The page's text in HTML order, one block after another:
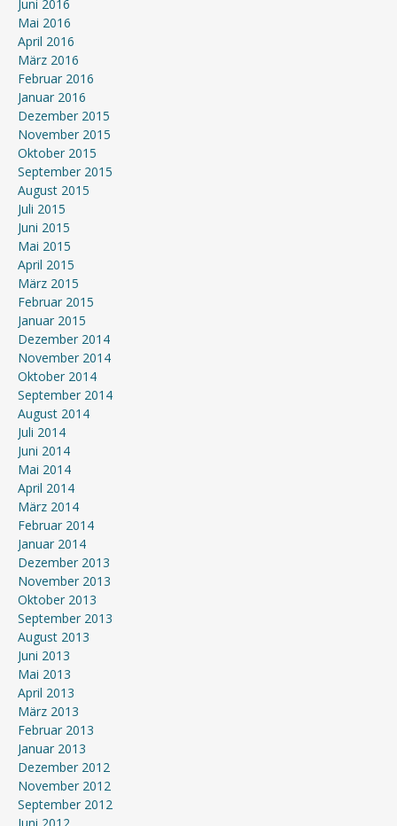
Juni 2016
Mai 2016
April 2016
März 2016
Februar 2016
Januar 2016
Dezember 2015
November 2015
Oktober 2015
September 2015
August 2015
Juli 2015
Juni 2015
Mai 2015
April 2015
März 2015
Februar 2015
Januar 2015
Dezember 2014
November 2014
Oktober 2014
September 2014
August 2014
Juli 2014
Juni 2014
Mai 2014
April 2014
März 2014
Februar 2014
Januar 2014
Dezember 2013
November 2013
Oktober 2013
September 2013
August 2013
Juni 2013
Mai 2013
April 2013
März 2013
Februar 2013
Januar 2013
Dezember 2012
November 2012
September 2012